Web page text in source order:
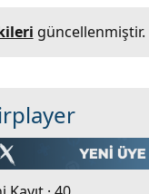
güncellenmiştir.